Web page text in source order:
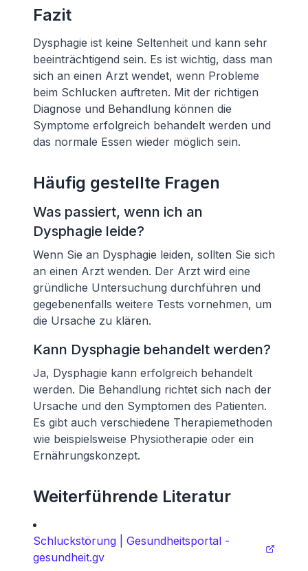
Fazit
Dysphagie ist keine Seltenheit und kann sehr
beeinträchtigend sein. Es ist wichtig, dass man
sich an einen Arzt wendet, wenn Probleme
beim Schlucken auftreten. Mit der richtigen
Diagnose und Behandlung können die
Symptome erfolgreich behandelt werden und
das normale Essen wieder möglich sein.
Häufig gestellte Fragen
Was passiert, wenn ich an
Dysphagie leide?
Wenn Sie an Dysphagie leiden, sollten Sie sich
an einen Arzt wenden. Der Arzt wird eine
gründliche Untersuchung durchführen und
gegebenenfalls weitere Tests vornehmen, um
die Ursache zu klären.
Kann Dysphagie behandelt werden?
Ja, Dysphagie kann erfolgreich behandelt
werden. Die Behandlung richtet sich nach der
Ursache und den Symptomen des Patienten.
Es gibt auch verschiedene Therapiemethoden
wie beispielsweise Physiotherapie oder ein
Ernährungskonzept.
Weiterführende Literatur
Schluckstörung | Gesundheitsportal -
gesundheit.gv